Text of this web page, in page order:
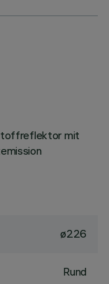
mit
ø226
Rund